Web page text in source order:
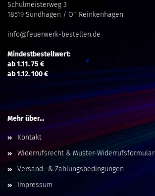
Schulmeisterweg 3
18519 Sundhagen / OT Reinkenhagen
info@feuerwerk-bestellen.de
Mindestbestellwert:
ab 1.11. 75 €
ab 1.12. 100 €
Mehr über...
Kontakt
Widerrufsrecht & Muster-Widerrufsformular
Versand- & Zahlungsbedingungen
Impressum